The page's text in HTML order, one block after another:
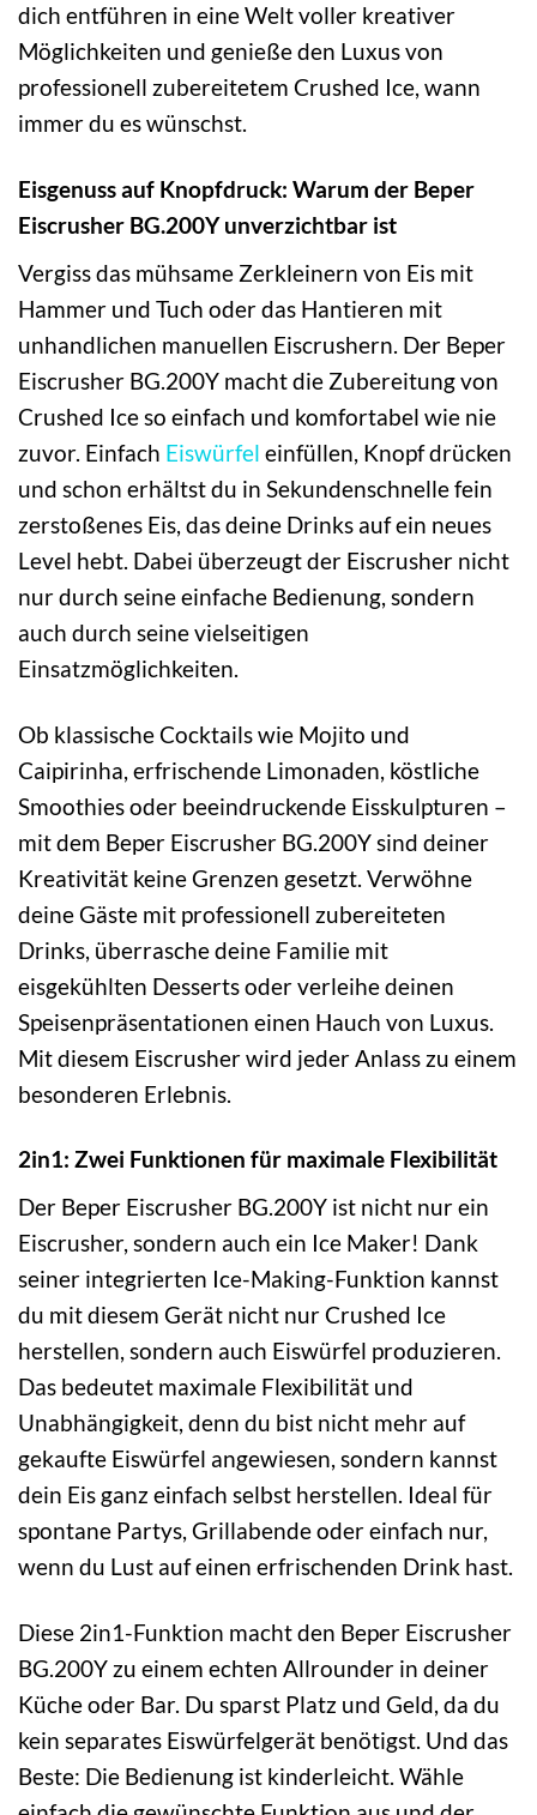
dich entführen in eine Welt voller kreativer
Möglichkeiten und genieße den Luxus von
professionell zubereitetem Crushed Ice, wann
immer du es wünschst.
Eisgenuss auf Knopfdruck: Warum der Beper
Eiscrusher BG.200Y unverzichtbar ist
Vergiss das mühsame Zerkleinern von Eis mit
Hammer und Tuch oder das Hantieren mit
unhandlichen manuellen Eiscrushern. Der Beper
Eiscrusher BG.200Y macht die Zubereitung von
Crushed Ice so einfach und komfortabel wie nie
zuvor. Einfach Eiswürfel einfüllen, Knopf drücken
und schon erhältst du in Sekundenschnelle fein
zerstoßenes Eis, das deine Drinks auf ein neues
Level hebt. Dabei überzeugt der Eiscrusher nicht
nur durch seine einfache Bedienung, sondern
auch durch seine vielseitigen
Einsatzmöglichkeiten.
Ob klassische Cocktails wie Mojito und
Caipirinha, erfrischende Limonaden, köstliche
Smoothies oder beeindruckende Eisskulpturen –
mit dem Beper Eiscrusher BG.200Y sind deiner
Kreativität keine Grenzen gesetzt. Verwöhne
deine Gäste mit professionell zubereiteten
Drinks, überrasche deine Familie mit
eisgekühlten Desserts oder verleihe deinen
Speisenpräsentationen einen Hauch von Luxus.
Mit diesem Eiscrusher wird jeder Anlass zu einem
besonderen Erlebnis.
2in1: Zwei Funktionen für maximale Flexibilität
Der Beper Eiscrusher BG.200Y ist nicht nur ein
Eiscrusher, sondern auch ein Ice Maker! Dank
seiner integrierten Ice-Making-Funktion kannst
du mit diesem Gerät nicht nur Crushed Ice
herstellen, sondern auch Eiswürfel produzieren.
Das bedeutet maximale Flexibilität und
Unabhängigkeit, denn du bist nicht mehr auf
gekaufte Eiswürfel angewiesen, sondern kannst
dein Eis ganz einfach selbst herstellen. Ideal für
spontane Partys, Grillabende oder einfach nur,
wenn du Lust auf einen erfrischenden Drink hast.
Diese 2in1-Funktion macht den Beper Eiscrusher
BG.200Y zu einem echten Allrounder in deiner
Küche oder Bar. Du sparst Platz und Geld, da du
kein separates Eiswürfelgerät benötigst. Und das
Beste: Die Bedienung ist kinderleicht. Wähle